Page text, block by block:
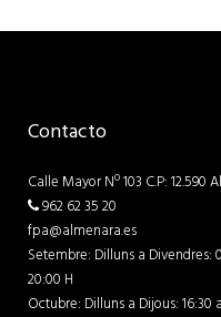
Contacto
Calle Mayor Nº 103 C.P: 12.590
962 62 35 20
fpa@almenara.es
Setembre: Dilluns a Divendres:
20:00 H
Octubre: Dilluns a Dijous: 16:30